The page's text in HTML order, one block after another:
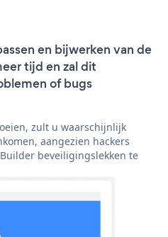
en bijwerken van de
tijd en zal dit
of bugs
zult u waarschijnlijk
aangezien hackers
beveiligingslekken te